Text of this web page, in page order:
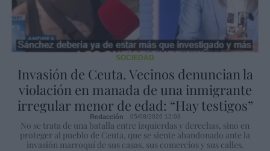
Invasión de Ceuta. Vecinos denuncian la
violación en manada de una inmigrante
irregular menor de edad: “Hay testigos”
SOCIEDAD
Redacción 05/08/2026 12:03
No se trata de una batalla entre izquierdas y derechas, sino en
proteger al pueblo de Ceuta, que se siente abandonado ante la
invasión marroquí de sus casas, sus comercios y sus calles.